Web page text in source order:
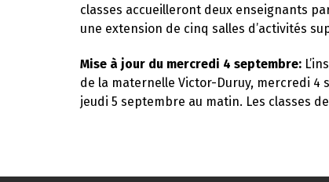
classes accueilleront deux enseignants
une extension de cinq salles d’activités
Mise à jour du mercredi 4 septembre:
de la maternelle Victor-Duruy, mercredi 4
jeudi 5 septembre au matin. Les classes